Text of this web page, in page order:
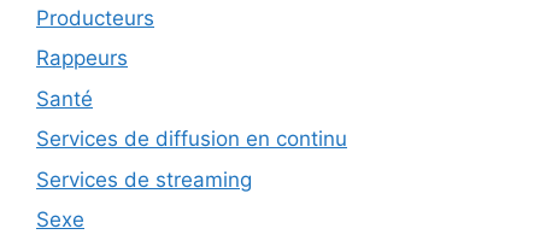
Producteurs
Rappeurs
Santé
Services de diffusion en continu
Services de streaming
Sexe